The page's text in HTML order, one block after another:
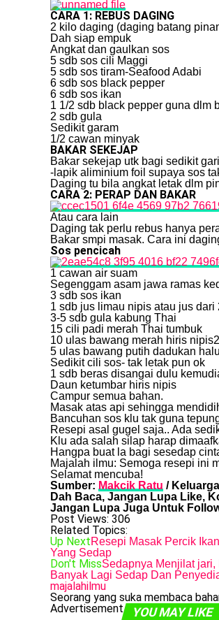
CARA 1: REBUS DAGING
2 kilo daging (daging batang
Dah siap empuk
Angkat dan gaulkan sos
5 sdb sos cili Maggi
5 sdb sos tiram-Seafood Adabi
6 sdb sos black pepper
6 sdb sos ikan
1 1/2 sdb black pepper guna dlm
2 sdb gula
Sedikit garam
1/2 cawan minyak
BAKAR SEKEJAP
Bakar sekejap utk bagi sedikit
-lapik aliminium foil supaya sos
Daging tu bila angkat letak dlm
CARA 2: PERAP DAN BAKAR
Atau cara lain
Daging tak perlu rebus hanya
Bakar smpi masak. Cara ini
Sos pencicah
1 cawan air suam
Segenggam asam jawa ramas
3 sdb sos ikan
1 sdb jus limau nipis atau jus dari
3-5 sdb gula kabung Thai
15 cili padi merah Thai tumbuk
10 ulas bawang merah hiris nipis2
5 ulas bawang putih dadukan
Sedikit cili sos- tak letak pun ok
1 sdb beras disangai dulu
Daun ketumbar hiris nipis
Campur semua bahan.
Masak atas api sehingga
Bancuhan sos klu tak guna
Resepi asal gugel saja.. Ada
Klu ada salah silap harap
Hangpa buat la bagi sesedap
Majalah ilmu: Semoga resepi ini
Selamat mencuba!
Sumber: Makcik Ratu / Keluarga
Dah Baca, Jangan Lupa Like,
Jangan Lupa Juga Untuk
Post Views: 306
Related Topics:
Up NextResepi Masak Percik
Yang Sedap
Don't MissSedapnya Menjilat
Banyak Lagi Sedap Dan
majalahilmu
Seorang yang suka membaca
Advertisement
YOU MAY LIKE